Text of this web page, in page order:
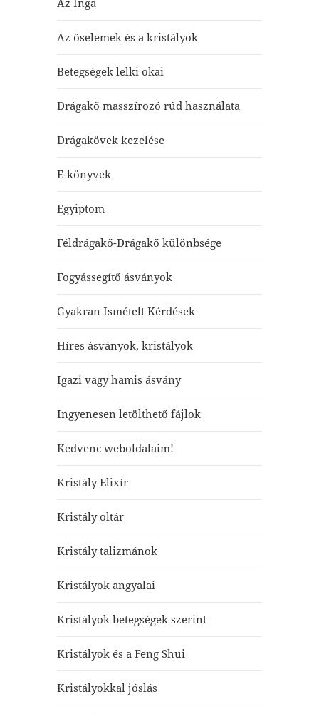
Az Inga
Az őselemek és a kristályok
Betegségek lelki okai
Drágakő masszírozó rúd használata
Drágakövek kezelése
E-könyvek
Egyiptom
Féldrágakő-Drágakő különbsége
Fogyássegítő ásványok
Gyakran Ismételt Kérdések
Híres ásványok, kristályok
Igazi vagy hamis ásvány
Ingyenesen letölthető fájlok
Kedvenc weboldalaim!
Kristály Elixír
Kristály oltár
Kristály talizmánok
Kristályok angyalai
Kristályok betegségek szerint
Kristályok és a Feng Shui
Kristályokkal jóslás